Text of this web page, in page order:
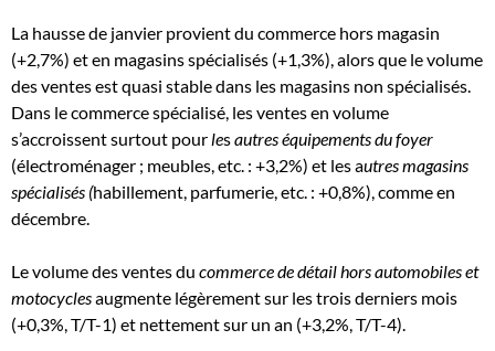
La hausse de janvier provient du commerce hors magasin
(+2,7%) et en magasins spécialisés (+1,3%), alors que le volume
des ventes est quasi stable dans les magasins non spécialisés.
Dans le commerce spécialisé, les ventes en volume
s’accroissent surtout pourlesautres équipements du foyer
(électroménager ; meubles, etc. : +3,2%) et les autres magasins
spécialisés (habillement, parfumerie, etc. : +0,8%), comme en
décembre.
Le volume des ventes du commerce de détail hors automobiles et
motocyclesaugmente légèrement sur les trois derniers mois
(+0,3%, T/T-1) et nettement sur un an (+3,2%, T/T-4).